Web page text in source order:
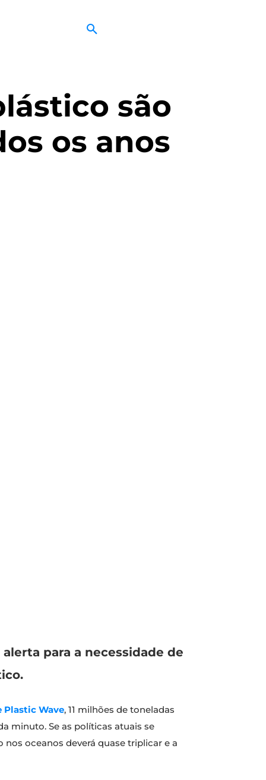
são
os anos
para a necessidade de
Plastic Wave, 11 milhões de toneladas
minuto. Se as políticas atuais se
oceanos deverá quase triplicar e a